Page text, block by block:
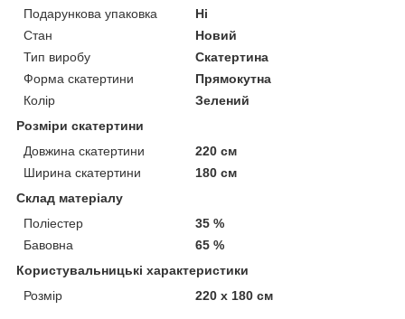
Подарункова упаковка
Ні
Стан
Новий
Тип виробу
Скатертина
Форма скатертини
Прямокутна
Колір
Зелений
Розміри скатертини
Довжина скатертини
220 см
Ширина скатертини
180 см
Склад матеріалу
Поліестер
35 %
Бавовна
65 %
Користувальницькі характеристики
Розмір
220 х 180 см